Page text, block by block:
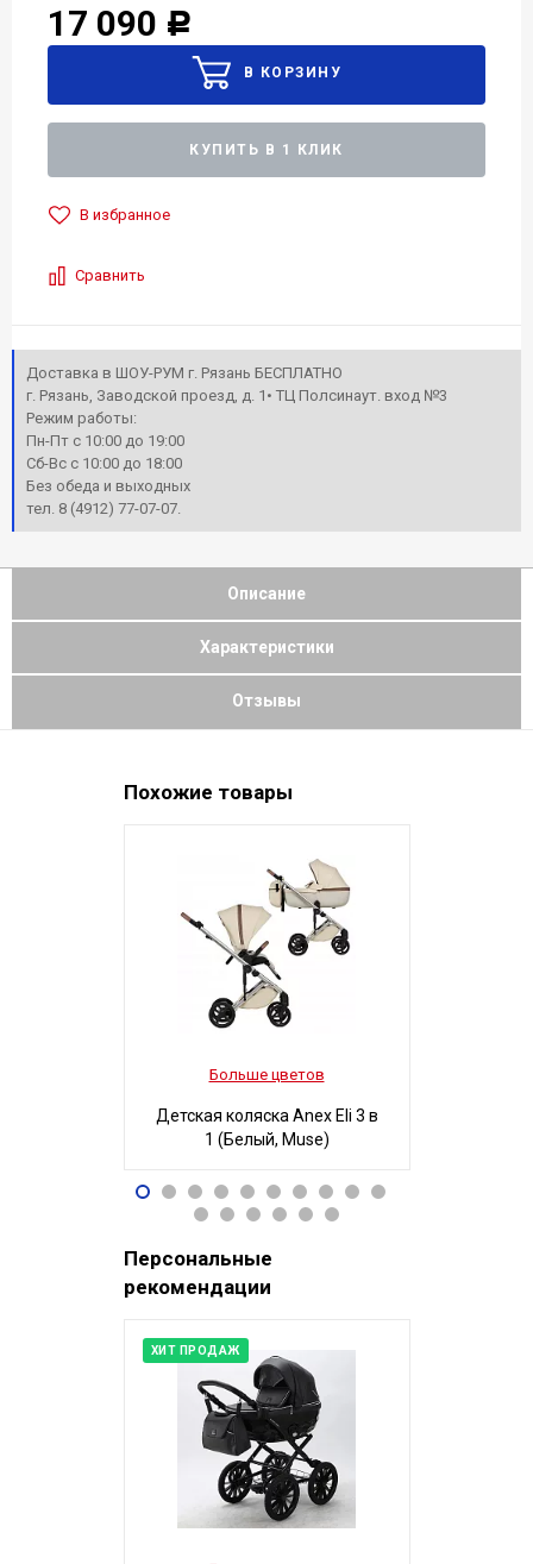
17 090 Р
КУПИТЬ В 1 КЛИК
В избранное
Сравнить
Доставка в ШОУ-РУМ г. Рязань БЕСПЛАТНО
г. Рязань, Заводской проезд, д. 1• ТЦ Полсинаут. вход №3
Режим работы:
Пн-Пт с 10:00 до 19:00
Сб-Вс с 10:00 до 18:00
Без обеда и выходных
тел. 8 (4912) 77-07-07.
Описание
Характеристики
Отзывы
Похожие товары
Больше цветов
Детская коляска Anex Eli 3 в
1 (Белый, Muse)
96 490Р
Персональные
рекомендации
ХИТ ПРОДАЖ